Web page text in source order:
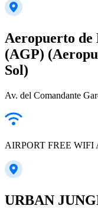
Aeropuerto de
(AGP)
Sol)
Av. del Comandante
AIRPORT FREE WIFI
URBAN